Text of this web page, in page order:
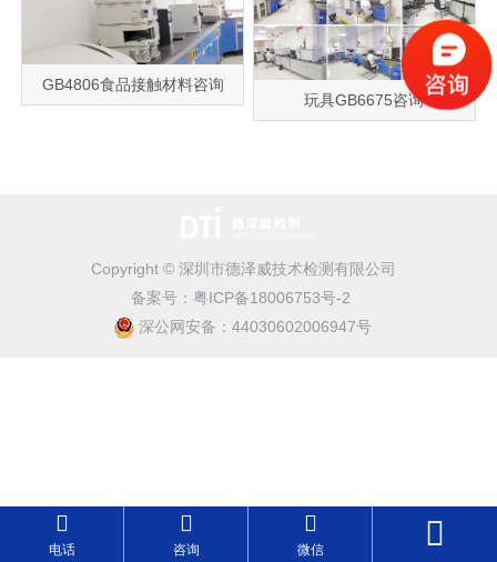
GB4806食品接触材料咨询
玩具GB6675咨询
Copyright © 深圳市德泽威技术检测有限公司
备案号： 粤ICP备18006753号-2
深公网安备： 44030602006947号
电话 咨询 微信